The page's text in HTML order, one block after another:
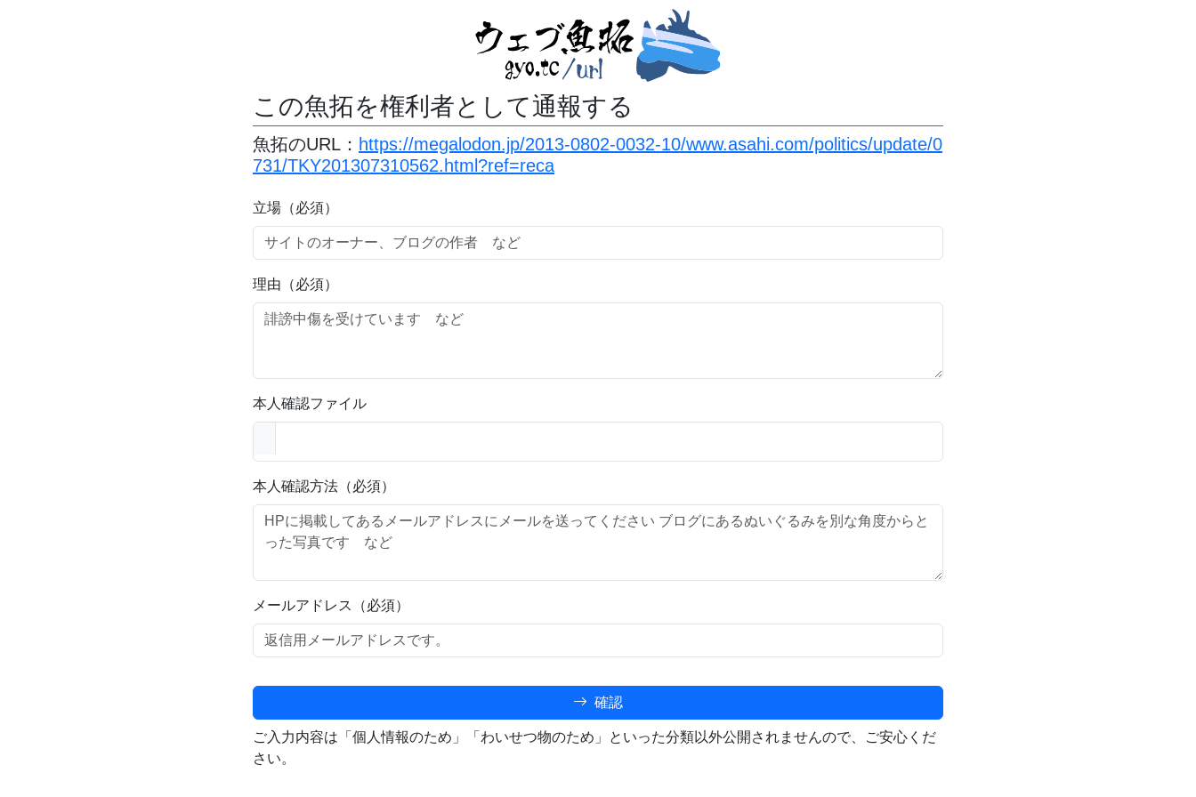
この魚拓を権利者として通報する
魚拓のURL： https://megalodon.jp/2013-0802-0032-10/www.asahi.com/politics/update/0
731/TKY201307310562.html?ref=reca
立場（必須）
理由（必須）
本人確認ファイル
本人確認方法（必須）
メールアドレス（必須）
確認
ご入力内容は「個人情報のため」「わいせつ物のため」といった分類以外公開されませんので、ご安心くだ
さい。